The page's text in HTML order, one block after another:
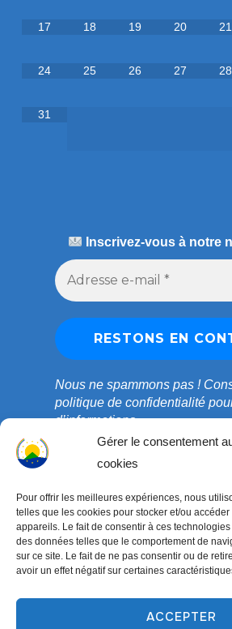
Gérer le consentement
cookies
Pour offrir les meilleures expériences, nous
telles que les cookies pour stocker et/ou
appareils. Le fait de consentir à ces
des données telles que le comportement de
sur ce site. Le fait de ne pas consentir ou de
avoir un effet négatif sur certaines
ACCEPTER
17 18 19 20 21
24 25 26 27 28
31
Inscrivez-vous à notre
Nous ne spammons pas !
politique de confidentialité
d’informations.
Copyright © 2003-2026 ONG